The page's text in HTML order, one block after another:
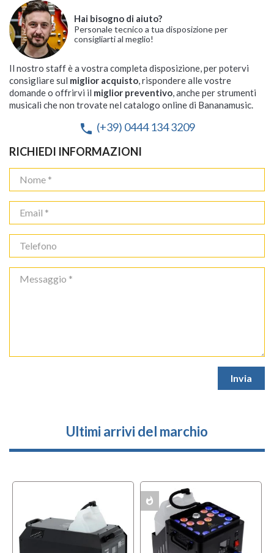
Hai bisogno di aiuto?
Personale tecnico a tua disposizione per
consigliarti al meglio!
Il nostro staff è a vostra completa disposizione, per potervi
consigliare sul miglior acquisto, rispondere alle vostre
domande o offrirvi il miglior preventivo, anche per strumenti
musicali che non trovate nel catalogo online di Bananamusic.
phone (+39) 0444 134 3209
RICHIEDI INFORMAZIONI
Ultimi arrivi del marchio
whatshot